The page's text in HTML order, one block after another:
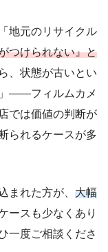
地元のリサイクル
つけられない』と
、状態が古いとい
——フィルムカメ
では価値の判断が
られるケースが多
まれた方が、 大幅
ースも少なくあり
一度ご相談くださ